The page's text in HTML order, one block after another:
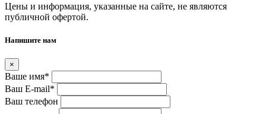
Цены и информация, указанные на сайте, не являются
публичной офертой.
Напишите нам
×
Ваше имя*
Ваш E-mail*
Ваш телефон